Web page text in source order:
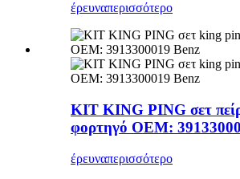
έρευναπερισσότερο
KIT KING PING σετ
φορτηγό OEM: 39133000
έρευναπερισσότερο